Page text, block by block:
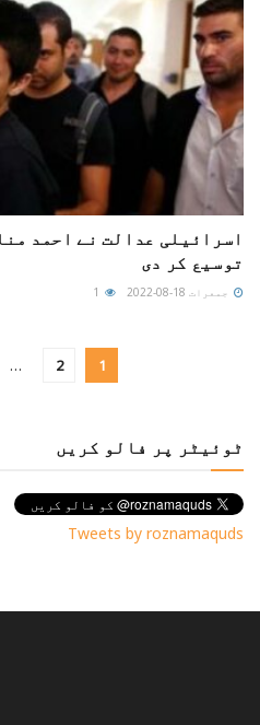
توسیع کر دی
جمعرات 18-08-2022
1
2
…
ٹوئیٹر پر فالو کریں
Tweets by roznamaquds